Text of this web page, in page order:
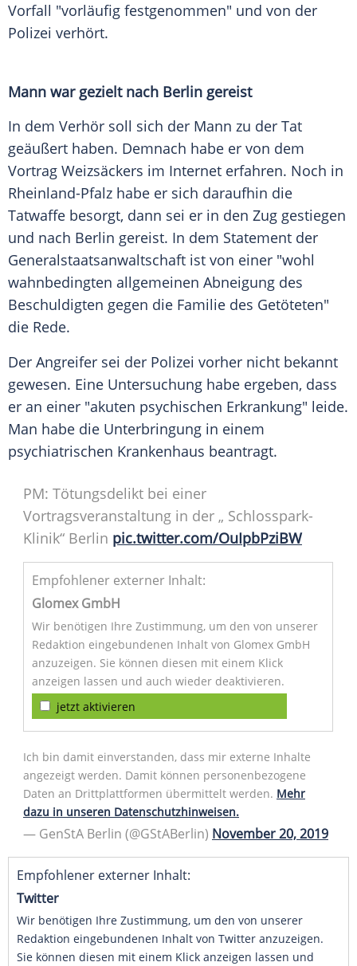
Vorfall "vorläufig festgenommen" und von der
Polizei verhört.
Mann war gezielt nach Berlin gereist
In dem Verhör soll sich der Mann zu der Tat
geäußert haben. Demnach habe er von dem
Vortrag Weizsäckers im Internet erfahren. Noch in
Rheinland-Pfalz habe er sich daraufhin die
Tatwaffe besorgt, dann sei er in den Zug gestiegen
und nach Berlin gereist. In dem Statement der
Generalstaatsanwaltschaft ist von einer "wohl
wahnbedingten allgemeinen Abneigung des
Beschuldigten gegen die Familie des Getöteten"
die Rede.
Der Angreifer sei der Polizei vorher nicht bekannt
gewesen. Eine Untersuchung habe ergeben, dass
er an einer "akuten psychischen Erkrankung" leide.
Man habe die Unterbringung in einem
psychiatrischen Krankenhaus beantragt.
PM: Tötungsdelikt bei einer
Vortragsveranstaltung in der „ Schlosspark-
Klinik“ Berlin pic.twitter.com/OuIpbPziBW
Empfohlener externer Inhalt:
Glomex GmbH
Wir benötigen Ihre Zustimmung, um den von unserer
Redaktion eingebundenen Inhalt von Glomex GmbH
anzuzeigen. Sie können diesen mit einem Klick
anzeigen lassen und auch wieder deaktivieren.
jetzt aktivieren
Ich bin damit einverstanden, dass mir externe Inhalte
angezeigt werden. Damit können personenbezogene
Daten an Drittplattformen übermittelt werden. Mehr
dazu in unseren Datenschutzhinweisen.
— GenStA Berlin (@GStABerlin) November 20, 2019
Empfohlener externer Inhalt:
Twitter
Wir benötigen Ihre Zustimmung, um den von unserer
Redaktion eingebundenen Inhalt von Twitter anzuzeigen.
Sie können diesen mit einem Klick anzeigen lassen und